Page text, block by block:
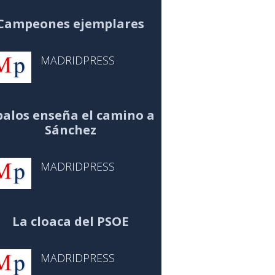
ejemplares
MADRIDPRESS
enseña el camino a
Sánchez
MADRIDPRESS
La cloaca del PSOE
MADRIDPRESS